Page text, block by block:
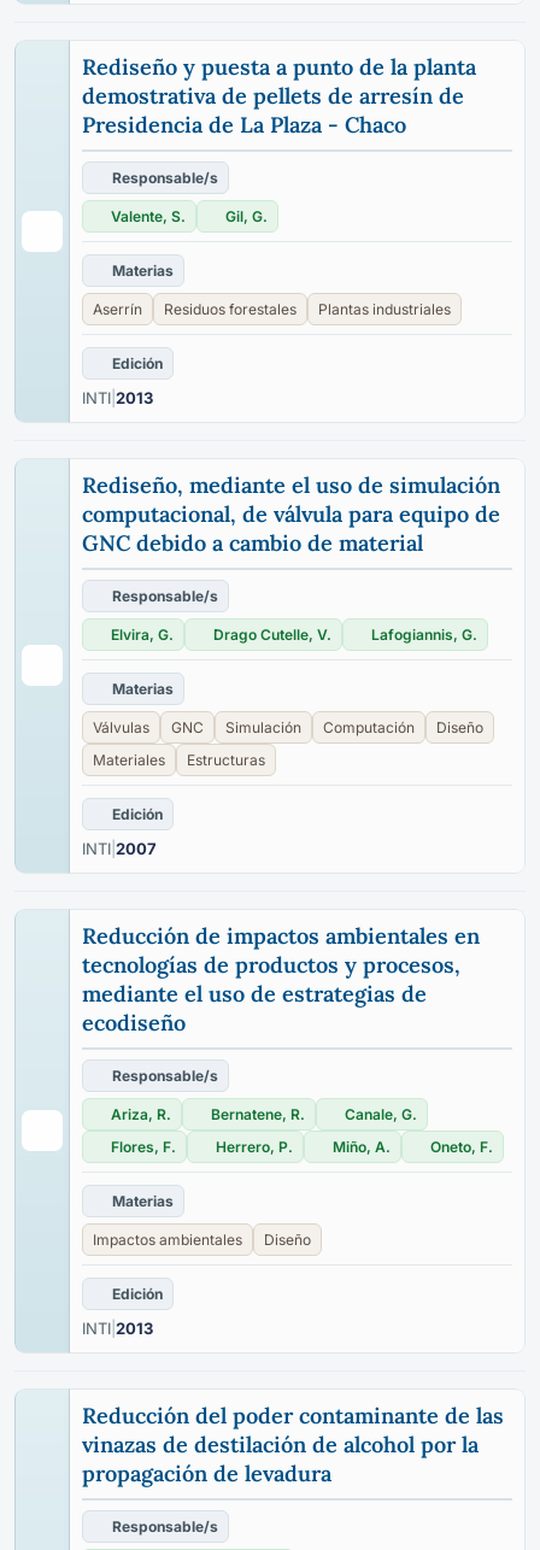
Rediseño y puesta a punto de la planta
demostrativa de pellets de arresín de
Presidencia de La Plaza - Chaco
Responsable/s
Valente, S. Gil, G.
Materias
Aserrín Residuos forestales Plantas industriales
Edición
INTI 2013
Rediseño, mediante el uso de simulación
computacional, de válvula para equipo de
GNC debido a cambio de material
Responsable/s
Elvira, G. Drago Cutelle, V. Lafogiannis, G.
Materias
Válvulas GNC Simulación Computación
Diseño
Materiales
Estructuras
Edición
INTI 2007
Reducción de impactos ambientales en
tecnologías de productos y procesos,
mediante el uso de estrategias de
ecodiseño
Responsable/s
Ariza, R. Bernatene, R.
Canale, G.
Flores, F.
Herrero, P. Miño, A. Oneto, F.
Materias
Impactos ambientales Diseño
Edición
INTI 2013
Reducción del poder contaminante de las
vinazas de destilación de alcohol por la
propagación de levadura
Responsable/s